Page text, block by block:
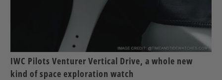
IWC Pilots Venturer Vertical Drive, a whole new
kind of space exploration watch